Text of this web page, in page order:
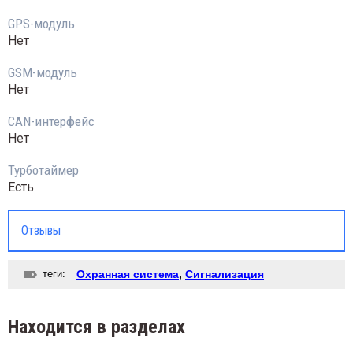
GPS-модуль
Нет
GSM-модуль
Нет
CAN-интерфейс
Нет
Турботаймер
Есть
Отзывы
теги: Охранная система, Сигнализация
Находится в разделах